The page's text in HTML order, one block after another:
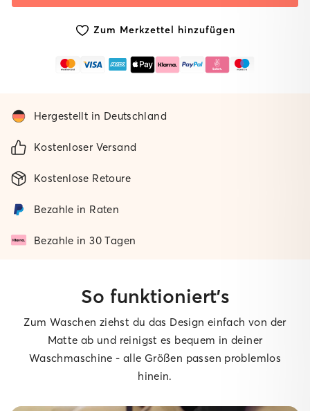
Matte
Zum Merkzettel hinzufügen
Hergestellt in Deutschland
Kostenloser Versand
Kostenlose Retoure
Bezahle in Raten
Bezahle in 30 Tagen
So funktioniert’s
Zum Waschen ziehst du das Design einfach von der
Matte ab und reinigst es bequem in deiner
Waschmaschine - alle Größen passen problemlos
hinein.